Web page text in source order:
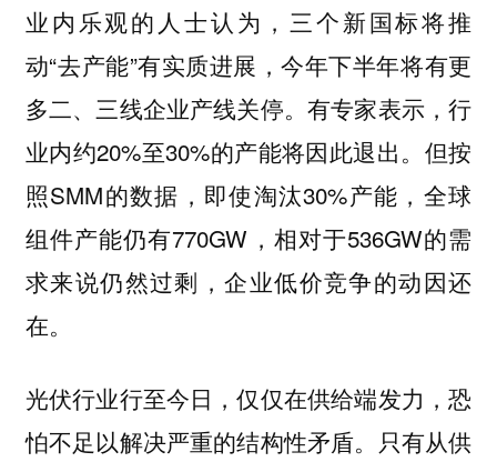
业内乐观的人士认为，三个新国标将推
动“去产能”有实质进展，今年下半年将有更
多二、三线企业产线关停。有专家表示，行
业内约20%至30%的产能将因此退出。但按
照SMM的数据，即使淘汰30%产能，全球
组件产能仍有770GW，相对于536GW的需
求来说仍然过剩，企业低价竞争的动因还
在。
光伏行业行至今日，仅仅在供给端发力，恐
怕不足以解决严重的结构性矛盾。只有从供